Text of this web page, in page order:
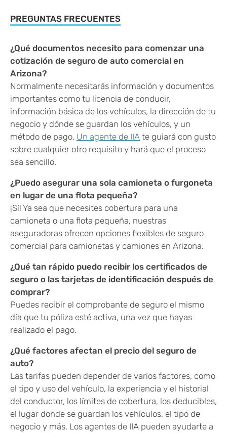
PREGUNTAS FRECUENTES
¿Qué documentos necesito para comenzar una
cotización de seguro de auto comercial en
Arizona?
Normalmente necesitarás información y documentos
importantes como tu licencia de conducir,
información básica de los vehículos, la dirección de tu
negocio y dónde se guardan los vehículos, y un
método de pago. Un agente de IIA te guiará con gusto
sobre cualquier otro requisito y hará que el proceso
sea sencillo.
¿Puedo asegurar una sola camioneta o furgoneta
en lugar de una flota pequeña?
¡Sí! Ya sea que necesites cobertura para una
camioneta o una flota pequeña, nuestras
aseguradoras ofrecen opciones flexibles de seguro
comercial para camionetas y camiones en Arizona.
¿Qué tan rápido puedo recibir los certificados de
seguro o las tarjetas de identificación después de
comprar?
Puedes recibir el comprobante de seguro el mismo
día que tu póliza esté activa, una vez que hayas
realizado el pago.
¿Qué factores afectan el precio del seguro de
auto?
Las tarifas pueden depender de varios factores, como
el tipo y uso del vehículo, la experiencia y el historial
del conductor, los límites de cobertura, los deducibles,
el lugar donde se guardan los vehículos, el tipo de
negocio y más. Los agentes de IIA pueden ayudarte a